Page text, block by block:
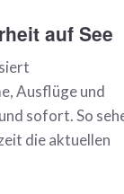
auf See
Ausflüge und
sofort. So
die aktuellen